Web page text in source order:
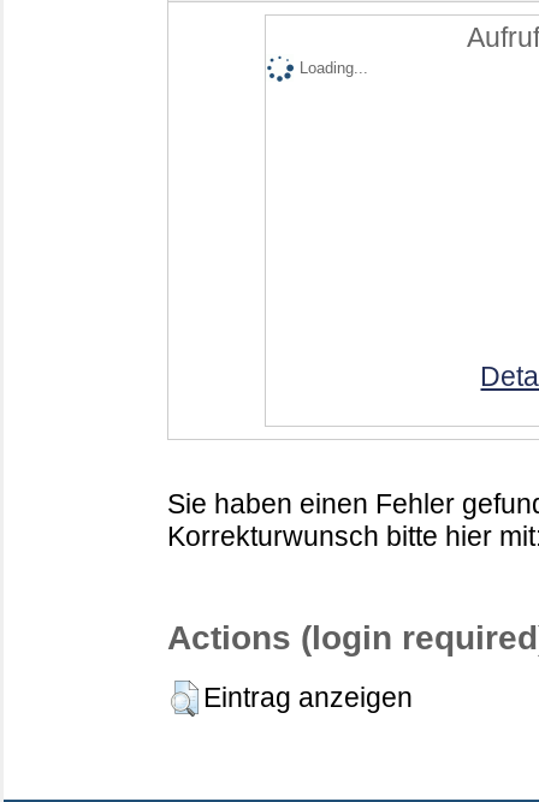
Loading...
Sie haben einen Fehler
Korrekturwunsch bitte hier
Actions (login
Eintrag anzeigen